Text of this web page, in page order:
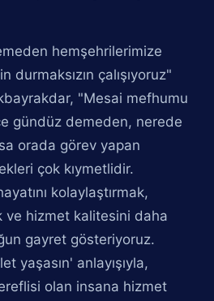
hemşehrilerimize
durmaksızın çalışıyoruz"
"Mesai mefhumu
gündüz demeden, nerede
orada görev yapan
çok kıymetlidir.
kolaylaştırmak,
ve hizmet kalitesini daha
gayret gösteriyoruz.
yaşasın' anlayışıyla,
olan insana hizmet